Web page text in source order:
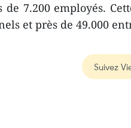
de 7.200 employés.
et près de 49.000
Suivez